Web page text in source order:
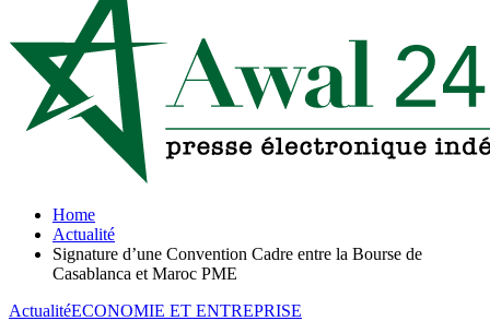
Home
Actualité
Signature d’une Convention Cadre entre la Bourse de
Casablanca et Maroc PME
ActualitéECONOMIE ET ENTREPRISE